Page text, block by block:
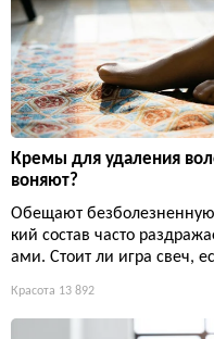
Кремы для удаления
воняют?
Обещают безболезненную
кий состав часто
ами. Стоит ли игра свеч,
Красота 13 892